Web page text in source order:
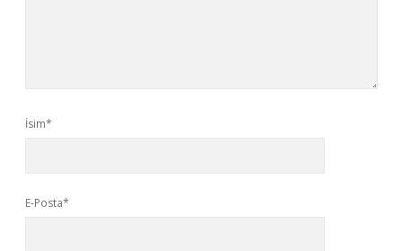
İsim*
E-Posta*